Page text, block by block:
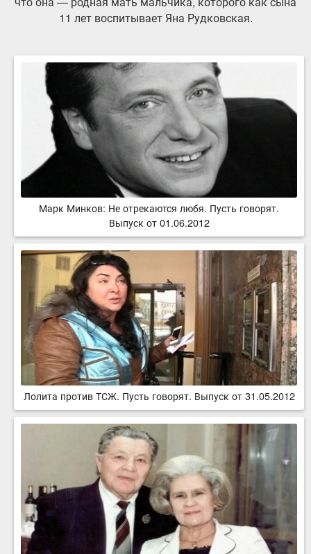
11 лет воспитывает Яна Рудковская.
Марк Минков: Не отрекаются любя. Пусть говорят.
Выпуск от 01.06.2012
Лолита против ТСЖ. Пусть говорят. Выпуск от 31.05.2012